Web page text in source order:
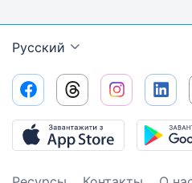
Русский